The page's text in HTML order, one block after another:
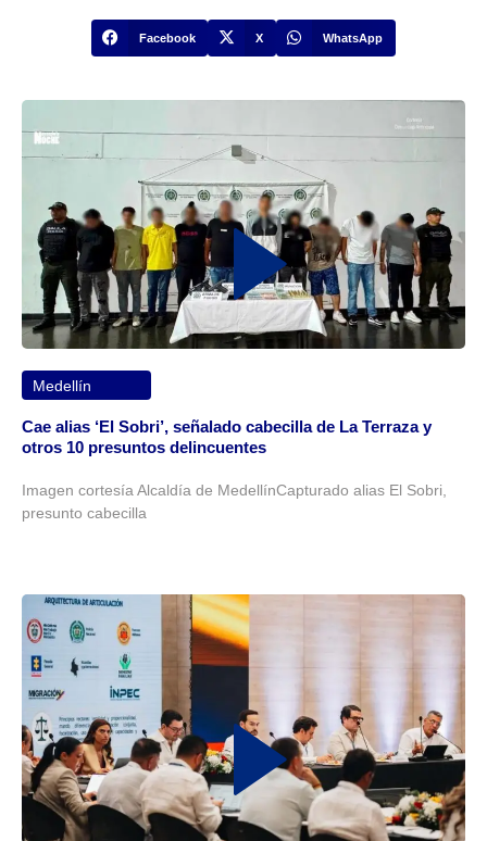
Facebook X WhatsApp
Medellín
Cae alias ‘El Sobri’, señalado cabecilla de La Terraza y
otros 10 presuntos delincuentes
Imagen cortesía Alcaldía de MedellínCapturado alias El Sobri,
presunto cabecilla